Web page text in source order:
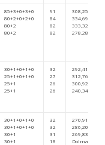
85+3+0+3+0
80+2+0+2+0
80+2
80+2
91
84
82
82
308,25569
334,69840
333,32576
278,28513
30+1+0+1+0
25+1+0+1+0
25+1
25+1
32
27
26
26
292,41337
312,76907
300,92837
240,34365
30+1+0+1+0
30+1+0+1+0
30+1
30+1
32
32
31
18
270,91843
286,20090
269,83962
Dolmadı